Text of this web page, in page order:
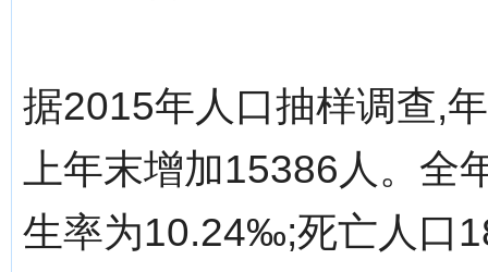
据2015年人口抽样调查,
上年末增加15386人。
生率为10.24‰;死亡人口